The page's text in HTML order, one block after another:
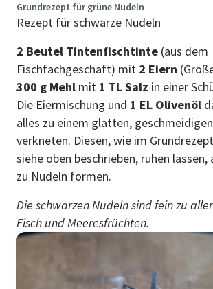
Grundrezept für grüne Nudeln
Rezept für schwarze Nudeln
2 Beutel Tintenfischtinte (aus dem
Fischfachgeschäft) mit 2 Eiern
300 g Mehl mit 1 TL Salz in einer
Die Eiermischung und 1 EL Olivenöl
alles zu einem glatten,
verkneten. Diesen, wie im
siehe oben beschrieben, ruhen lassen,
zu Nudeln formen.
Die schwarzen Nudeln sind fein zu
Fisch und Meeresfrüchten.